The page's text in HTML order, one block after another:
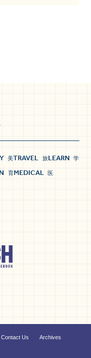
美TRAVEL 旅LEARN 学
育MEDICAL 医
Contact Us
Archives